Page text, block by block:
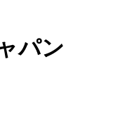
パン